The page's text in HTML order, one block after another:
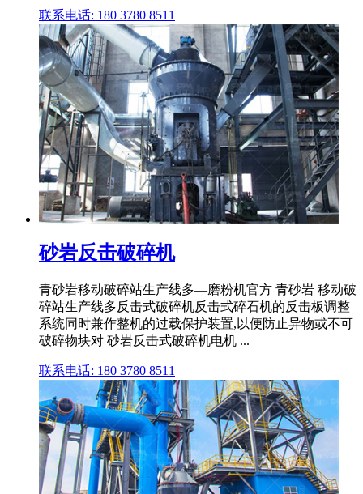
联系电话: 180 3780 8511
砂岩反击破碎机
青砂岩移动破碎站生产线多—磨粉机官方 青砂岩 移动破
碎站生产线多反击式破碎机反击式碎石机的反击板调整
系统同时兼作整机的过载保护装置,以便防止异物或不可
破碎物块对 砂岩反击式破碎机电机 ...
联系电话: 180 3780 8511